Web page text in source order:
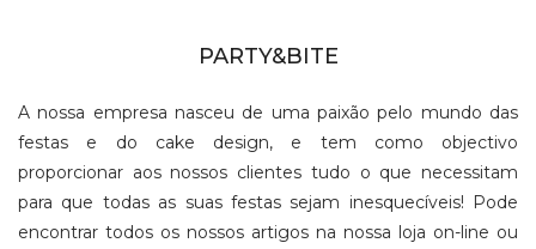
PARTY&BITE
A nossa empresa nasceu de uma paixão pelo mundo das
festas e do cake design, e tem como objectivo
proporcionar aos nossos clientes tudo o que necessitam
para que todas as suas festas sejam inesquecíveis! Pode
encontrar todos os nossos artigos na nossa loja on-line ou